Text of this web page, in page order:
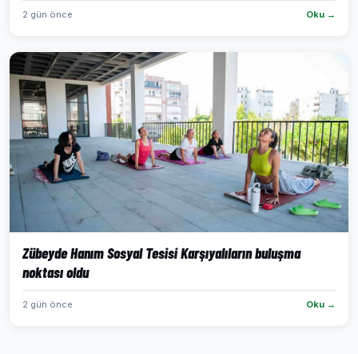
2 gün önce Oku →
Zübeyde Hanım Sosyal Tesisi Karşıyalıların buluşma
noktası oldu
2 gün önce Oku →